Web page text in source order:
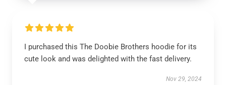
I purchased this The Doobie Brothers hoodie for its
cute look and was delighted with the fast delivery.
Nov 29, 2024